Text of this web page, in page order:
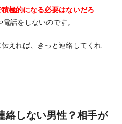
極的になる必要はないだろ
話をしないのです。
えれば、きっと連絡してくれ
絡しない男性？相手が